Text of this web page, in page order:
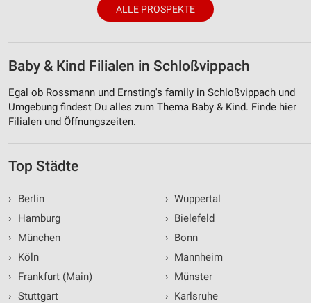
ALLE PROSPEKTE
Baby & Kind Filialen in Schloßvippach
Egal ob Rossmann und Ernsting's family in Schloßvippach und
Umgebung findest Du alles zum Thema Baby & Kind. Finde hier
Filialen und Öffnungszeiten.
Top Städte
›
Berlin
›
Hamburg
›
München
›
Köln
›
Frankfurt (Main)
› Stuttgart
› Wuppertal
› Bielefeld
› Bonn
› Mannheim
› Münster
› Karlsruhe